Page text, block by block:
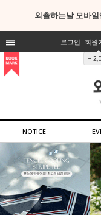
외출하는날 모바
로그인 회원
+
NOTICE